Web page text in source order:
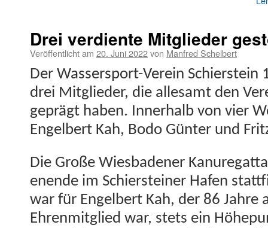
Drei verdiente Mitglieder
Veröffentlicht am 20. Juni 2022von Manfred Schelbert
Der Wasser­sport-Vere­in Schier­stein
drei Mit­glieder, die alle­samt den
geprägt haben. Inner­halb von vier
Engel­bert Kah, Bodo Gün­ter und
Die Große Wies­baden­er
enende im Schier­stein­er Hafen
war für Engel­bert Kah, der 86 Jahre
Ehren­mit­glied war, stets ein